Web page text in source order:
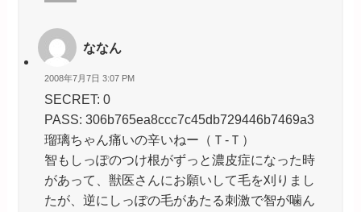
ななん
2008年7月7日 3:07 PM
SECRET: 0
PASS: 306b765ea8ccc7c45db729446b7469a3
瑠璃ちゃん痛いの辛いねー（Ｔ-Ｔ）
智もしっぽのつけ根がずっと濃皮症になった時
があって、獣医さんにお願いして毛を刈りまし
たが、逆にしっぽの毛があたる刺激で智が噛ん